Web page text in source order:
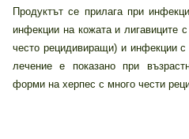
Продуктът се прилага при
инфекции на кожата и лигавиците
често рецидивиращи) и инфекции
лечение е показано при
форми на херпес с много чести